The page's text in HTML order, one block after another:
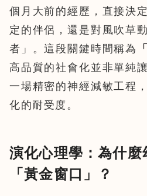
個月大前的經歷，直接決
定的伴侶，還是對風吹草
者」。這段關鍵時間稱為
高品質的社會化並非單純
一場精密的神經減敏工程
化的耐受度。
演化心理學：為什
「黃金窗口」？